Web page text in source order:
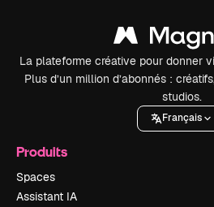
La plateforme créative pour donner
Plus d’un million d’abonnés :
studios.
Français
Produits
Spaces
Assistant IA